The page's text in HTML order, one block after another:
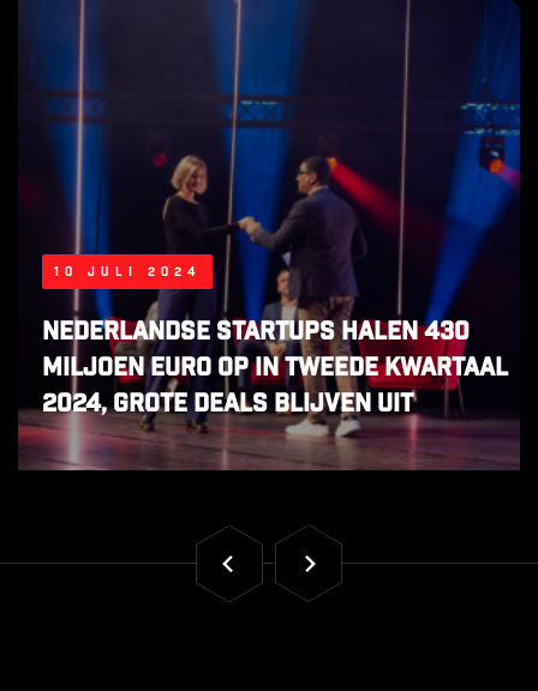
10 juli 2024
Nederlandse startups halen 430
miljoen euro op in tweede kwartaal
2024, grote deals blijven uit